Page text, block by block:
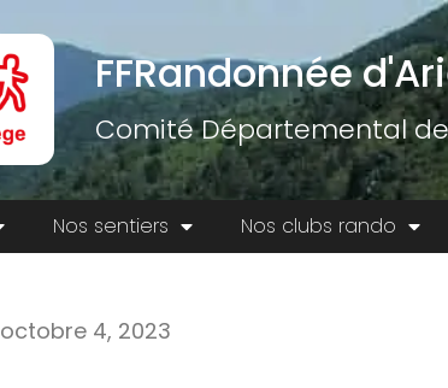
FFRandonnée
Comité Départemental
Nos sentiers Nos clubs rando
octobre 4, 2023